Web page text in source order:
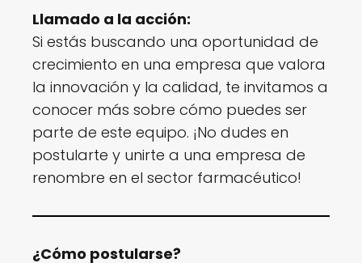
Llamado a la acción:
Si estás buscando una oportunidad de
crecimiento en una empresa que valora
la innovación y la calidad, te invitamos a
conocer más sobre cómo puedes ser
parte de este equipo. ¡No dudes en
postularte y unirte a una empresa de
renombre en el sector farmacéutico!
¿Cómo postularse?